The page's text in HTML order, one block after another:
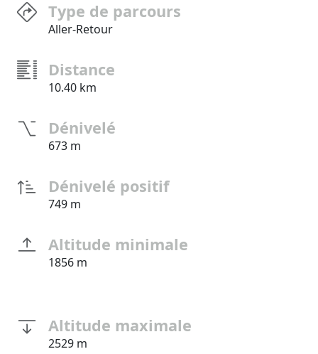
Type de parcours
Aller-Retour
Distance
10.40 km
Dénivelé
673 m
Dénivelé positif
749 m
Altitude minimale
1856 m
Altitude maximale
2529 m